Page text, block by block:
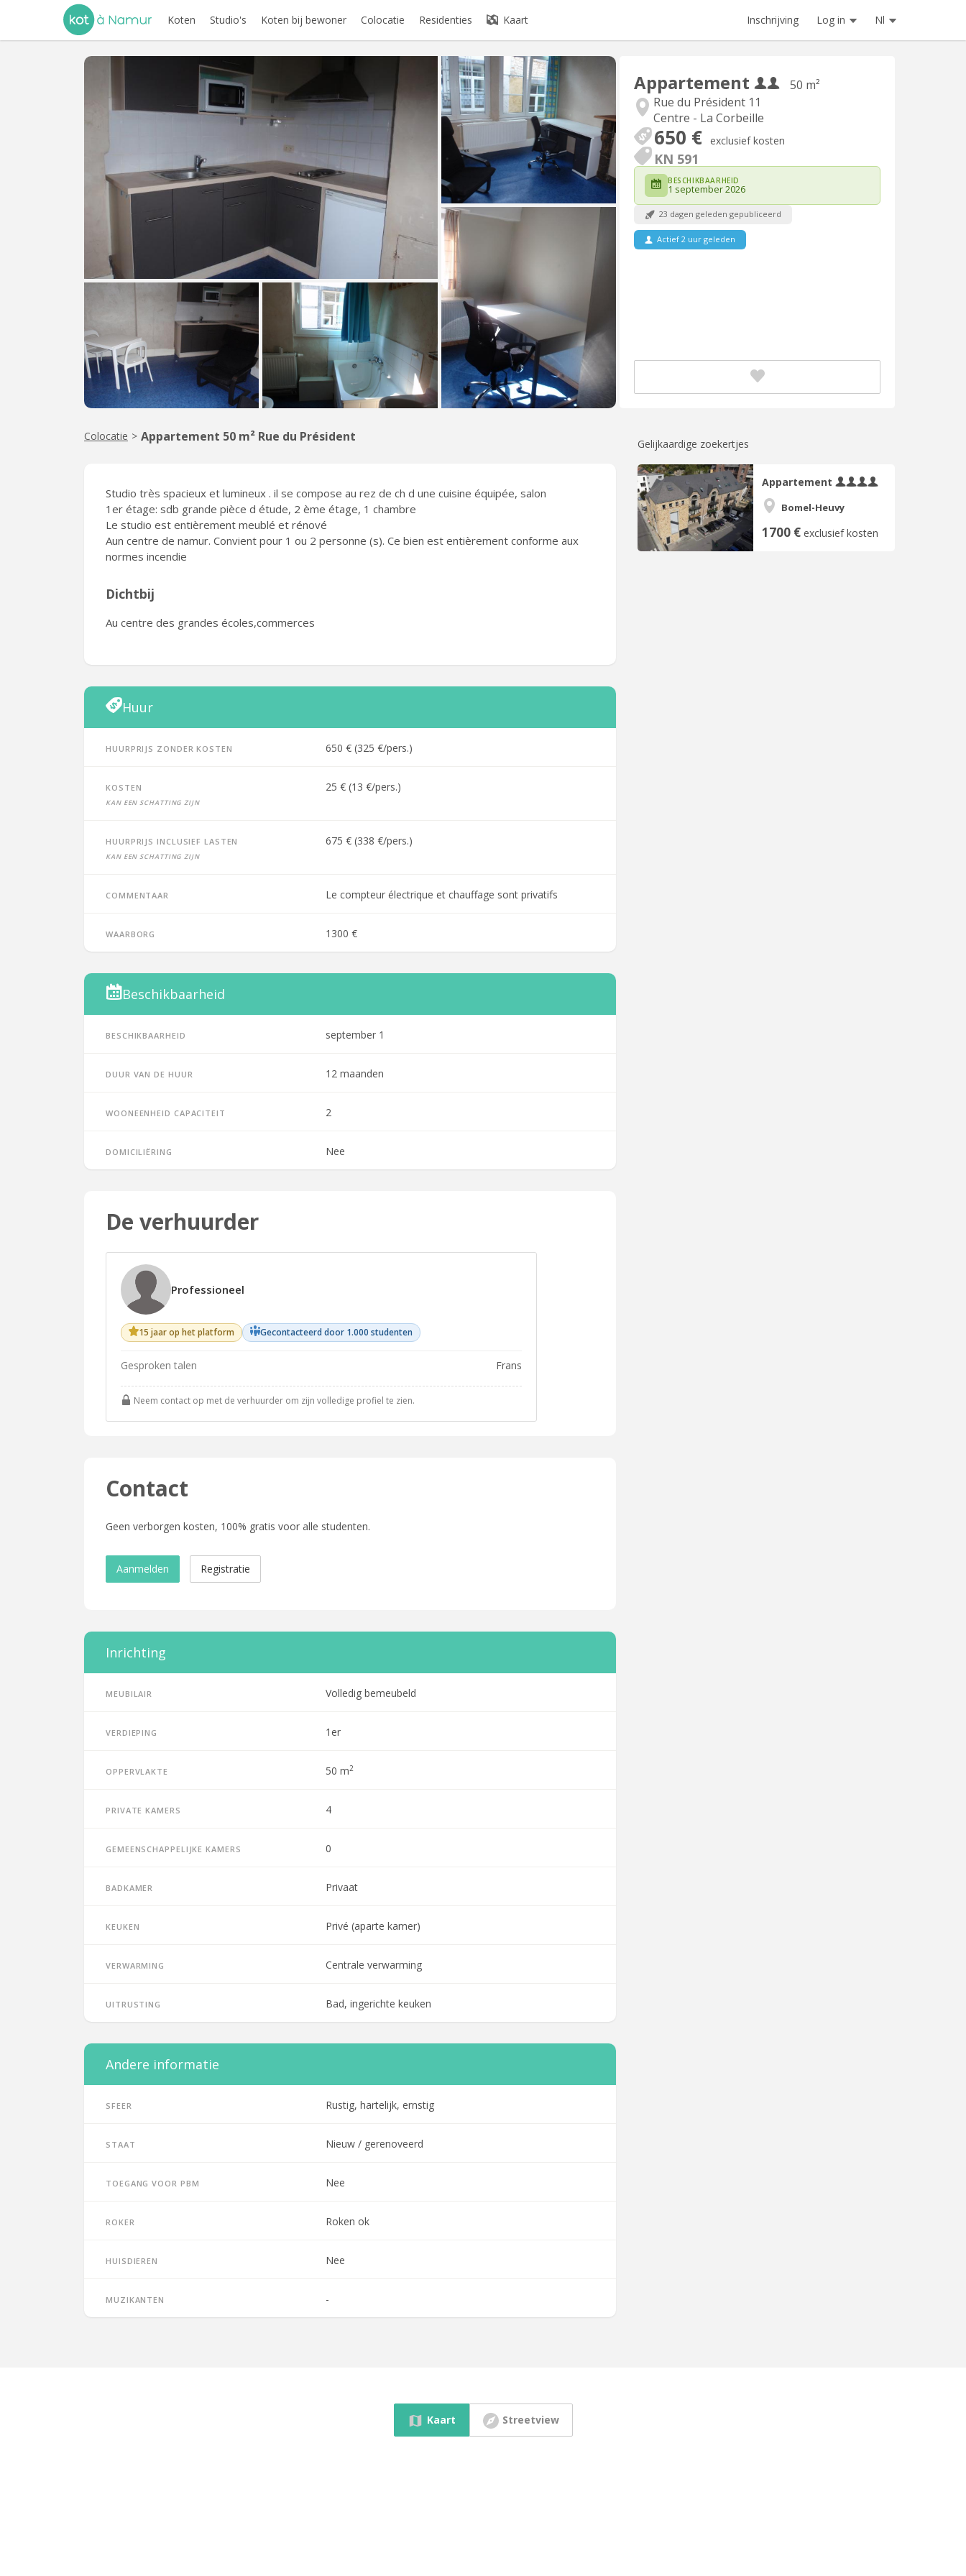
Koten Studio's Koten bij bewoner Colocatie Residenties Kaart Inschrijving Log in Nl
Appartement
50 m²
Rue du Président 11
Centre - La Corbeille
650 € exclusief kosten
KN 591
BESCHIKBAARHEID
1 september 2026
23 dagen geleden gepubliceerd
Actief 2 uur geleden
Gelijkaardige zoekertjes
Appartement
Bomel-Heuvy
1700 € exclusief kosten
Colocatie > Appartement 50 m² Rue du Président
Studio très spacieux et lumineux . il se compose au rez de ch d une cuisine équipée, salon
1er étage: sdb grande pièce d étude, 2 ème étage, 1 chambre
Le studio est entièrement meublé et rénové
Aun centre de namur. Convient pour 1 ou 2 personne (s). Ce bien est entièrement conforme aux
normes incendie
Dichtbij
Au centre des grandes écoles,commerces
Huur
Huurprijs zonder kosten 650 € (325 €/pers.)
Kosten
Kan een schatting zijn
25 € (13 €/pers.)
Huurprijs inclusief lasten
Kan een schatting zijn
675 € (338 €/pers.)
Commentaar Le compteur électrique et chauffage sont privatifs
Waarborg 1300 €
Beschikbaarheid
Beschikbaarheid september 1
Duur van de huur 12 maanden
Wooneenheid capaciteit 2
Domiciliëring Nee
De verhuurder
Professioneel
15 jaar op het platform Gecontacteerd door 1.000 studenten
Gesproken talen Frans
Neem contact op met de verhuurder om zijn volledige profiel te zien.
Contact
Geen verborgen kosten, 100% gratis voor alle studenten.
Aanmelden Registratie
Inrichting
Meubilair Volledig bemeubeld
Verdieping 1er
Oppervlakte 50 m2
Private kamers 4
Gemeenschappelijke kamers 0
Badkamer Privaat
Keuken Privé (aparte kamer)
Verwarming Centrale verwarming
Uitrusting Bad, ingerichte keuken
Andere informatie
Sfeer Rustig, hartelijk, ernstig
Staat Nieuw / gerenoveerd
Toegang voor PBM Nee
Roker Roken ok
Huisdieren Nee
Muzikanten -
Kaart Streetview